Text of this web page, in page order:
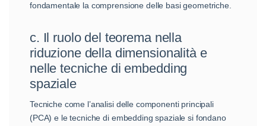
fondamentale la comprensione delle basi geometriche.
c. Il ruolo del teorema nella
riduzione della dimensionalità e
nelle tecniche di embedding
spaziale
Tecniche come l’analisi delle componenti principali
(PCA) e le tecniche di embedding spaziale si fondano